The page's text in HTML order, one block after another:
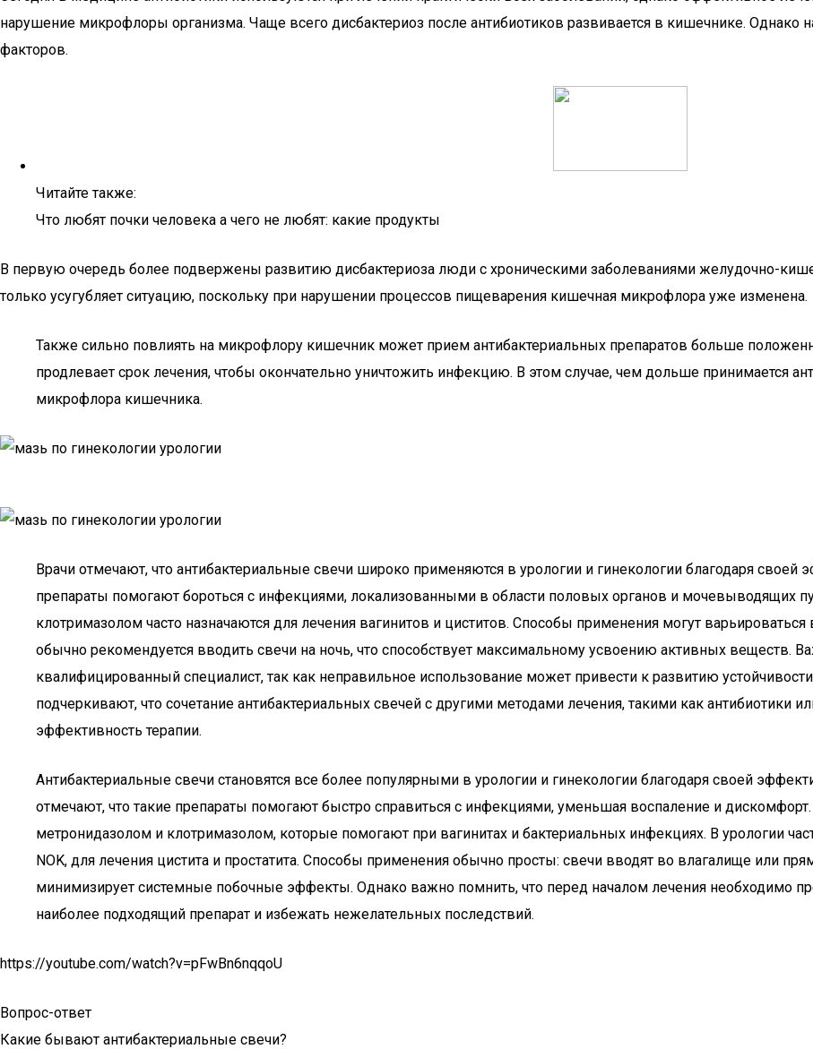
нарушение микрофлоры организма. Чаще всего дисбактериоз после антибиотиков развивается в кишечнике. Однако
факторов.
Читайте также:
Что любят почки человека а чего не любят: какие продукты
В первую очередь более подвержены развитию дисбактериоза люди с хроническими заболеваниями желудочно-
только усугубляет ситуацию, поскольку при нарушении процессов пищеварения кишечная микрофлора уже изменена.
Также сильно повлиять на микрофлору кишечник может прием антибактериальных препаратов больше
продлевает срок лечения, чтобы окончательно уничтожить инфекцию. В этом случае, чем дольше принимается
микрофлора кишечника.
Врачи отмечают, что антибактериальные свечи широко применяются в урологии и гинекологии благодаря своей
препараты помогают бороться с инфекциями, локализованными в области половых органов и мочевыводящих
клотримазолом часто назначаются для лечения вагинитов и циститов. Способы применения могут варьироваться
обычно рекомендуется вводить свечи на ночь, что способствует максимальному усвоению активных веществ.
квалифицированный специалист, так как неправильное использование может привести к развитию
подчеркивают, что сочетание антибактериальных свечей с другими методами лечения, такими как антибиотики
эффективность терапии.
Антибактериальные свечи становятся все более популярными в урологии и гинекологии благодаря своей
отмечают, что такие препараты помогают быстро справиться с инфекциями, уменьшая воспаление и
метронидазолом и клотримазолом, которые помогают при вагинитах и бактериальных инфекциях. В урологии
NOK, для лечения цистита и простатита. Способы применения обычно просты: свечи вводят во влагалище или
минимизирует системные побочные эффекты. Однако важно помнить, что перед началом лечения необходимо
наиболее подходящий препарат и избежать нежелательных последствий.
https://youtube.com/watch?v=pFwBn6nqqoU
Вопрос-ответ
Какие бывают антибактериальные свечи?